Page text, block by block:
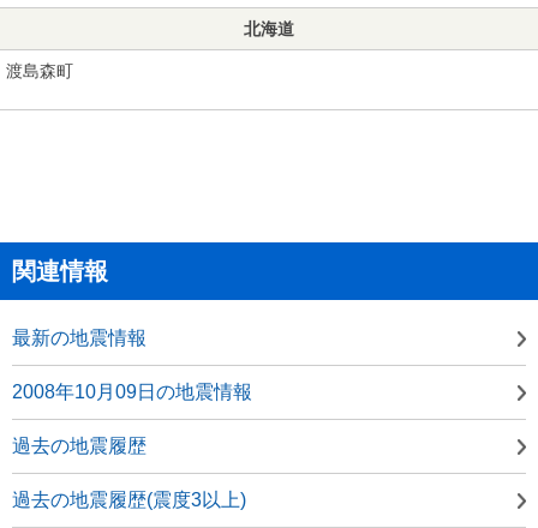
北海道
渡島森町
関連情報
最新の地震情報
2008年10月09日の地震情報
過去の地震履歴
過去の地震履歴(震度3以上)